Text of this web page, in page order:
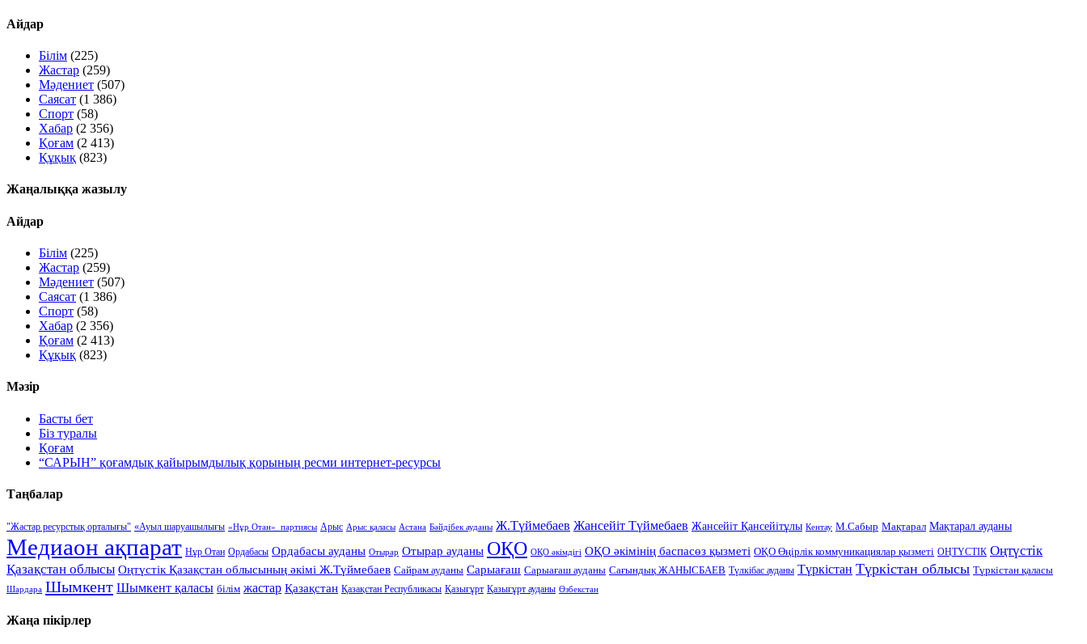
Айдар
Білім (225)
Жастар (259)
Мәдениет (507)
Саясат (1 386)
Спорт (58)
Хабар (2 356)
Қоғам (2 413)
Құқық (823)
Жаңалыққа жазылу
Айдар
Білім (225)
Жастар (259)
Мәдениет (507)
Саясат (1 386)
Спорт (58)
Хабар (2 356)
Қоғам (2 413)
Құқық (823)
Мәзір
Басты бет
Біз туралы
Қоғам
“САРЫН” қоғамдық қайырымдылық қорының ресми интернет-ресурсы
Таңбалар
"Жастар ресурстық орталығы" «Ауыл шаруашылығы «Нұр Отан» партиясы Арыс Арыс қаласы Астана Бәйдібек ауданы Ж.Түймебаев Жансейіт Түймебаев Жансейіт Қансейітұлы Кентау М.Сабыр Мақтарал Мақтарал ауданы
Медиаон ақпарат Нұр Отан Ордабасы Ордабасы ауданы Отырар Отырар ауданы ОҚО ОҚО әкімдігі ОҚО әкімінің баспасөз қызметі ОҚО Өңірлік коммуникациялар қызметі ОҢТҮСТІК Оңтүстік
Қазақстан облысы Оңтүстік Қазақстан облысының әкімі Ж.Түймебаев Сайрам ауданы Сарыағаш Сарыағаш ауданы Сағындық ЖАНЫСБАЕВ Түлкібас ауданы Түркістан Түркістан облысы Түркістан қаласы
Шардара Шымкент Шымкент қаласы білім жастар Қазақстан Қазақстан Республикасы Қазығұрт Қазығұрт ауданы Өзбекстан
Жаңа пікірлер